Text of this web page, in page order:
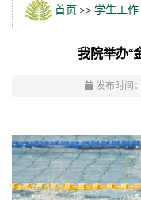
首页 >> 学生工作
我院举办“
发布时间：